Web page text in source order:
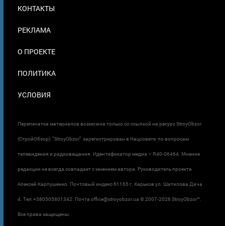
В
КОНТАКТЫ
РЕКЛАМА
О ПРОЕКТЕ
ПОЛИТИКА
УСЛОВИЯ
Перепечатка материалов возможна только со ссылкой на ресурс StroyObzor
(СтройОбзор). "StroyObzor" зарегистрирован в Нацсовете по вопросам
телевидения и радиовещания. Идентификатор медиа – R40-06464. Мнение
редакции не всегда совпадает с мнением автора. Руководитель проекта
Алексей Карпушенко. Почтовый индекс 61165 г. Харьков ул. Шатилова Дача
4. Тел.+380505801342. Почта office@stroyobzor.ua © 2007-2026 StroyObzor™.
Все права защищены.